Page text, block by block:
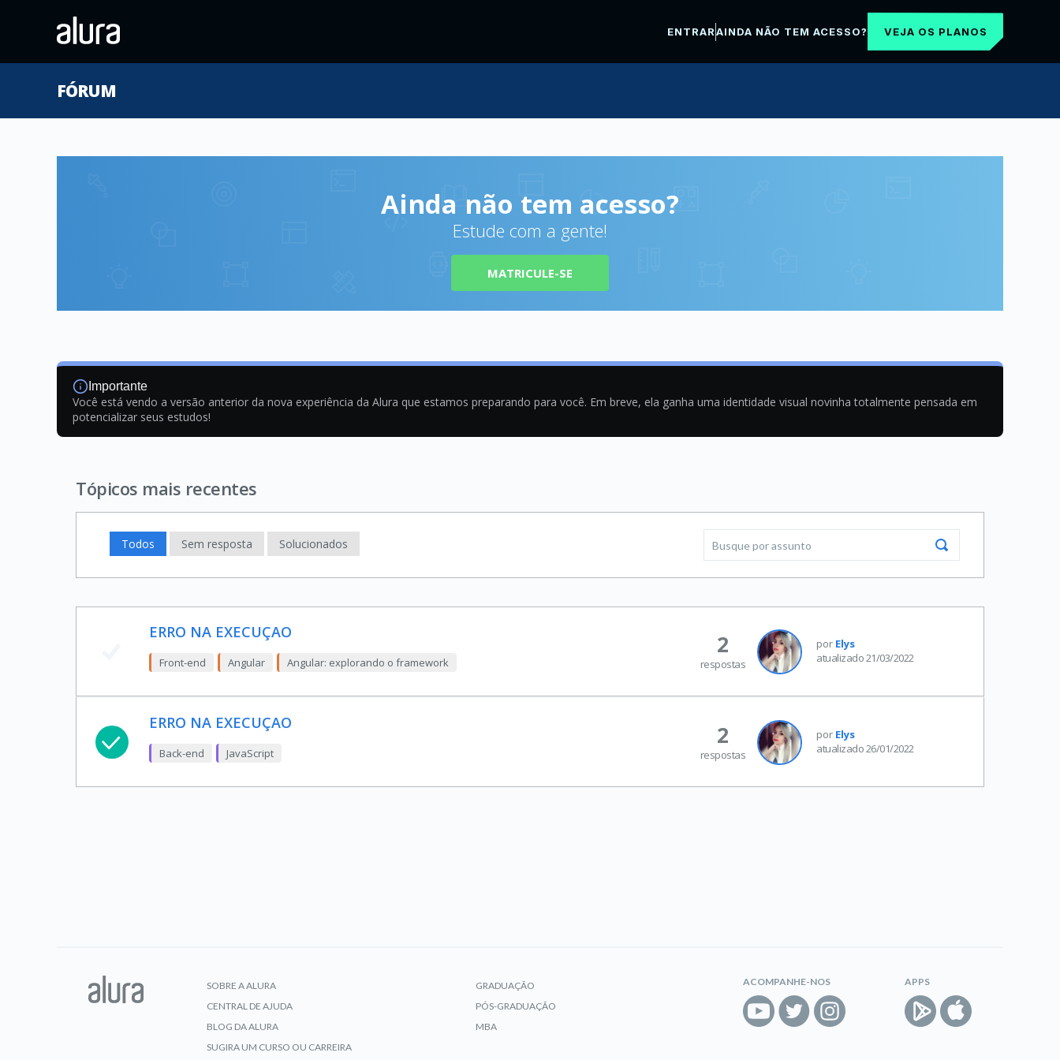
ENTRARAINDA NÃO TEM ACESSO? VEJA OS PLANOS
FÓRUM
Ainda não tem acesso?
Estude com a gente!
MATRICULE-SE
Importante
Você está vendo a versão anterior da nova experiência da Alura que estamos preparando para você. Em breve, ela ganha uma identidade visual novinha totalmente pensada em
potencializar seus estudos!
Tópicos mais recentes
Todos Sem resposta Solucionados
ERRO NA EXECUÇAO
Front-end Angular Angular: explorando o framework
por Elys
atualizado 21/03/2022
2
respostas
ERRO NA EXECUÇAO
Back-end JavaScript
por Elys
atualizado 26/01/2022
2
respostas
SOBRE A ALURA
CENTRAL DE AJUDA
BLOG DA ALURA
SUGIRA UM CURSO OU CARREIRA
GRADUAÇÃO
PÓS-GRADUAÇÃO
MBA
ACOMPANHE-NOS APPS